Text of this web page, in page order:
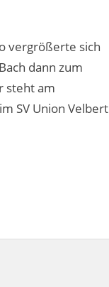
vergrößerte sich
dann zum
steht am
SV Union Velbert